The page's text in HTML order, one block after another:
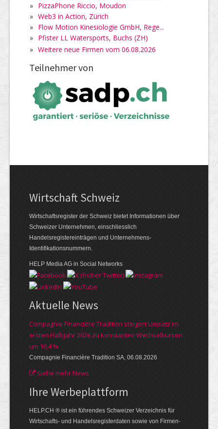
» PizzaPhone Riccio, Moudon
» Web3 in Action, Zürich
» Flow Motion Kinesiologie GmbH, Rege...
» Pfister LL Watersports, Buchs (ZH)
» Weitere neue Firmen vom 06.08.2026
Teilnehmer von
Wirtschaft Schweiz
Wirtschaftsregister der Schweiz bietet Informationen über
Schweizer Unternehmen, einschliesslich
Handelsregistereinträgen und Unternehmens-
Identifikationsnummern.
HELP Media AG in Social Networks
Aktuelle News
Compagnie Financière Tradition steigert Umsatz im
ersten Halbjahr 2026 zu konstanten Wechselkursen
um 10,4 %
Compagnie Financière Tradition SA, 06.08.2026
Siehe mehr News
Ihre Werbe­plattform
HELP.CH ® ist ein führendes Schweizer Verzeichnis für
Wirtschafts- und Handelsregisterdaten sowie von Firmen­